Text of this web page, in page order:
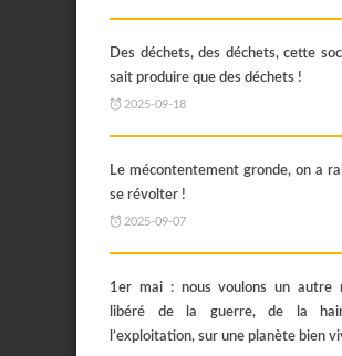
Des déchets, des déchets, cette
sait produire que des déchets !
2025-09-18
Le mécontentement gronde, on a
se révolter !
2025-09-07
1er mai : nous voulons un autre
libéré de la guerre, de la
l’exploitation, sur une planète bien